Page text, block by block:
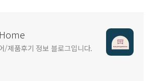
/제품후기 정보 블로그입니다.